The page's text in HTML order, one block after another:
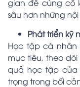
gian để củng cố
sâu hơn những
Phát triển kỹ
Học tập cá nhân
mục tiêu, theo
quả học tập
trọng trong bối